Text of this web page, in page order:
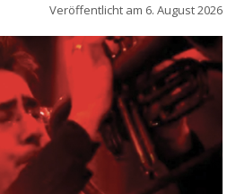
Veröffentlicht am 6. August 2026